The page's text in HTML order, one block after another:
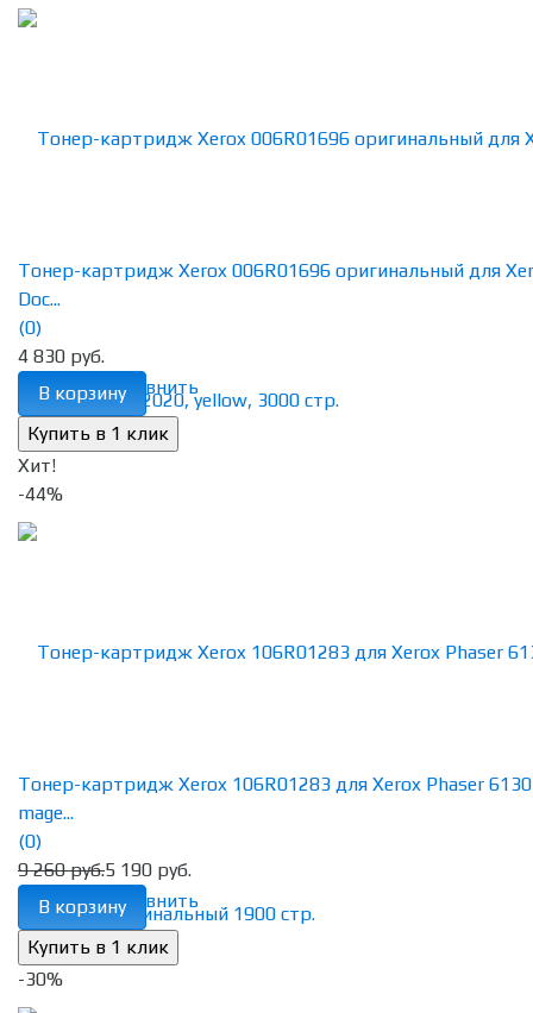
избранное сравнить
Тонер-картридж Xerox 006R01696 оригинальный для
Doc...
(0)
4 830 руб.
В корзину
Хит!
-44%
избранное сравнить
Тонер-картридж Xerox 106R01283 для Xerox Phaser 6130
mage...
(0)
9 260 руб.5 190 руб.
В корзину
-30%